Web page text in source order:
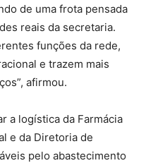
de uma frota pensada
reais da secretaria.
funções da rede,
e trazem mais
afirmou.
a logística da Farmácia
e da Diretoria de
pelo abastecimento